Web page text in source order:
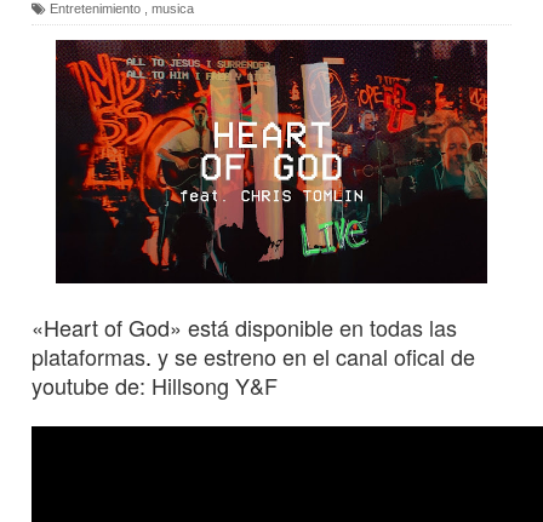
Entretenimiento musica
«Heart of God» está disponibleen todas las
plataformas. y se estreno en el canal ofical de
youtube de: Hillsong Y&F